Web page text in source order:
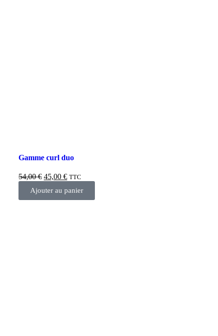
Gamme curl duo
54,00€ 45,00 € TTC
Ajouter au panier